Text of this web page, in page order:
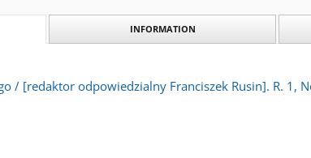
INFORMATION
/ [redaktor odpowiedzialny Franciszek Rusin]. R. 1,